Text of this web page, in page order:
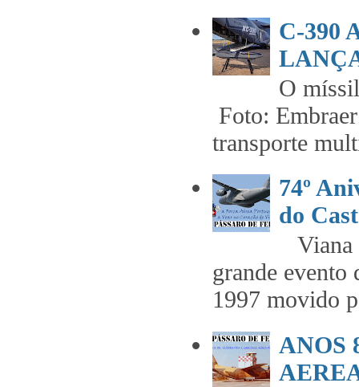
C-390
O
Foto:
transporte
74º
do
Viana
grande evento
1997 movido
ANOS